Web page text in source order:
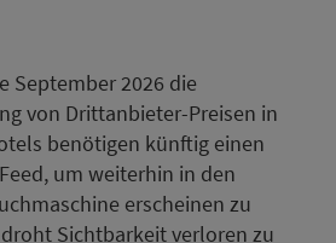
September 2026 die
von Drittanbieter-Preisen in
benötigen künftig einen
um weiterhin in den
erscheinen zu
Sichtbarkeit verloren zu